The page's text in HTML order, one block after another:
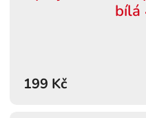
bílá
199 Kč